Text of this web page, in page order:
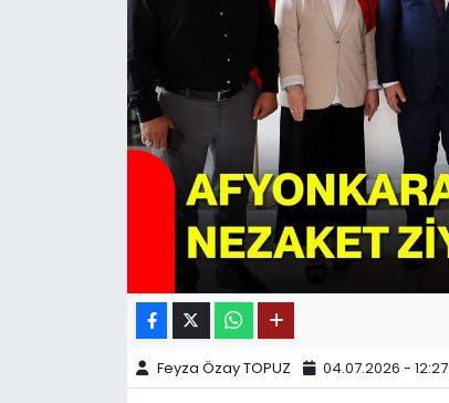
Feyza Özay TOPUZ 04.07.2026 - 12:27
11:11 MANŞET